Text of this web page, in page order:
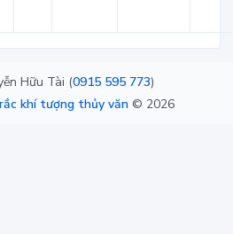
Hữu Tài (0915 595 773)
khí tượng thủy văn © 2026